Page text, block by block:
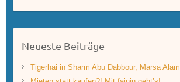
Neueste Beiträge
Tigerhai in Sharm Abu Dabbour, Marsa Alam